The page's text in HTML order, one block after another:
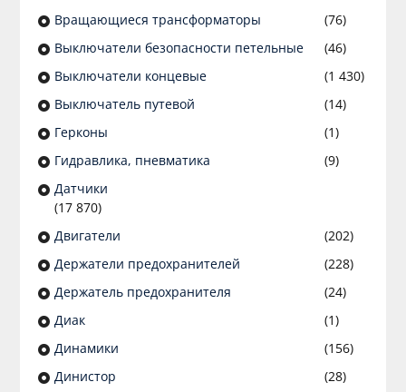
Вращающиеся трансформаторы
(76)
Выключатели безопасности петельные
(46)
Выключатели концевые
(1 430)
Выключатель путевой
(14)
Герконы
(1)
Гидравлика, пневматика
(9)
Датчики
(17 870)
Двигатели
(202)
Держатели предохранителей
(228)
Держатель предохранителя
(24)
Диак
(1)
Динамики
(156)
Динистор
(28)